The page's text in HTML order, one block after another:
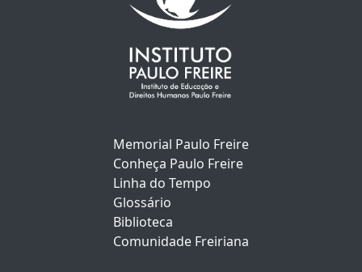
Memorial Paulo Freire
Conheça Paulo Freire
Linha do Tempo
Glossário
Biblioteca
Comunidade Freiriana